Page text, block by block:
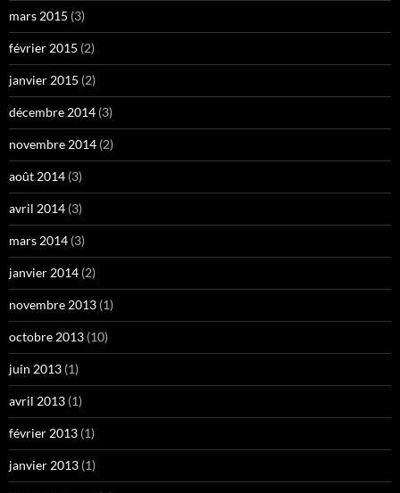
mars 2015 (3)
février 2015 (2)
janvier 2015 (2)
décembre 2014 (3)
novembre 2014 (2)
août 2014 (3)
avril 2014 (3)
mars 2014 (3)
janvier 2014 (2)
novembre 2013 (1)
octobre 2013 (10)
juin 2013 (1)
avril 2013 (1)
février 2013 (1)
janvier 2013 (1)